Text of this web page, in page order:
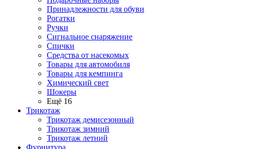
Принадлежности для обуви
Рогатки
Ручки
Сигнальное снаряжение
Спички
Средства от насекомых
Товары для автомобиля
Товары для кемпинга
Химический свет
Шокеры
Ещё 16
Трикотаж
Трикотаж демисезонный
Трикотаж зимний
Трикотаж летний
Фурнитура